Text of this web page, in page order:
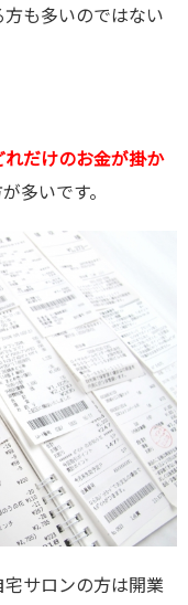
も多いのではない
だけのお金が掛か
多いです。
サロンの方は開業